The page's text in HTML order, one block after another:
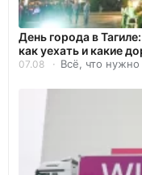
День города в
как уехать и какие
07.08 Всё, что нужно